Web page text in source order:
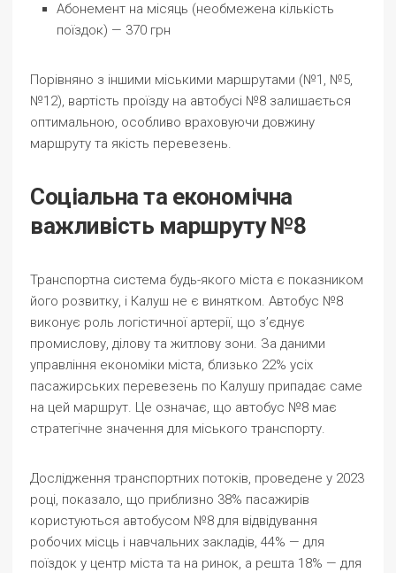
Абонемент на місяць (необмежена кількість
поїздок) — 370 грн
Порівняно з іншими міськими маршрутами (№1, №5,
№12), вартість проїзду на автобусі №8 залишається
оптимальною, особливо враховуючи довжину
маршруту та якість перевезень.
Соціальна та економічна
важливість маршруту №8
Транспортна система будь-якого міста є показником
його розвитку, і Калуш не є винятком. Автобус №8
виконує роль логістичної артерії, що з’єднує
промислову, ділову та житлову зони. За даними
управління економіки міста, близько 22% усіх
пасажирських перевезень по Калушу припадає саме
на цей маршрут. Це означає, що автобус №8 має
стратегічне значення для міського транспорту.
Дослідження транспортних потоків, проведене у 2023
році, показало, що приблизно 38% пасажирів
користуються автобусом №8 для відвідування
робочих місць і навчальних закладів, 44% — для
поїздок у центр міста та на ринок, а решта 18% — для